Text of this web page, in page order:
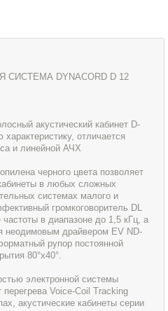
DYNACORD D 12
акустический кабинет D-
отличается
и линейной АЧХ
черного цвета позволяет
в любых сложных
системах малого и
громкоговоритель DL
частоты в диапазоне до 1,5 кГц, а
неодимовым драйвером EV ND-
рупор постоянной
80°x40°.
электронной системы
Voice-Coil Tracking
акустические кабинеты серии